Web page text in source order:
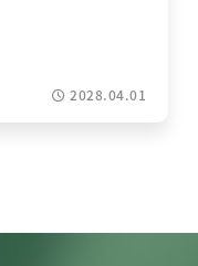
2028.04.01